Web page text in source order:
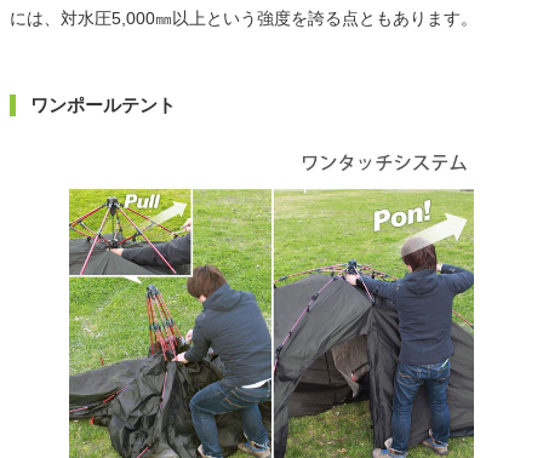
には、対水圧5,000㎜以上という強度を誇る点ともあります。
ワンポールテント